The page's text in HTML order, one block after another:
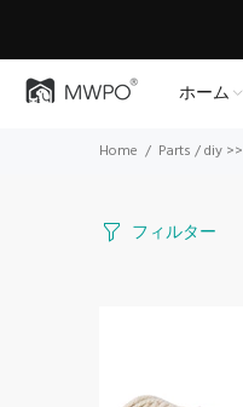
ホーム
Home Parts / diy >>
フィルター